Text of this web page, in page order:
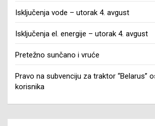
Isključenja vode – utorak 4. avgust
Isključenja el. energije – utorak 4. avgust
Pretežno sunčano i vruće
Pravo na subvenciju za traktor “Belarus”
korisnika